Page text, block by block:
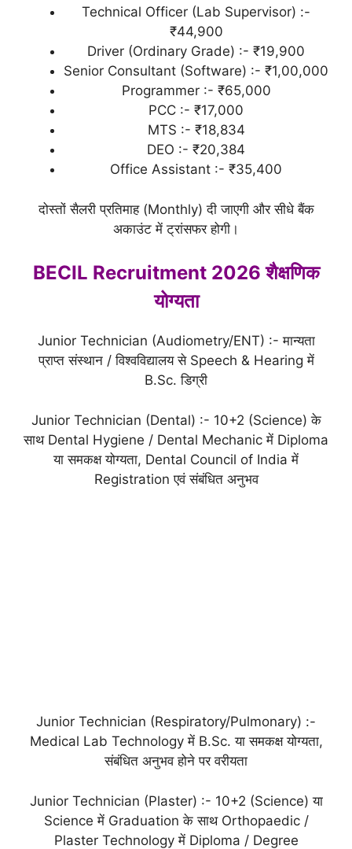
Technical Officer (Lab Supervisor) :-
₹44,900
Driver (Ordinary Grade) :- ₹19,900
Senior Consultant (Software) :- ₹1,00,000
Programmer :- ₹65,000
PCC :- ₹17,000
MTS :- ₹18,834
DEO :- ₹20,384
Office Assistant :- ₹35,400
दोस्तों सैलरी प्रतिमाह (Monthly) दी जाएगी और सीधे बैंक
अकाउंट में ट्रांसफर होगी।
BECIL Recruitment 2026 शैक्षणिक
योग्यता
Junior Technician (Audiometry/ENT) :- मान्यता
प्राप्त संस्थान / विश्वविद्यालय से Speech & Hearing में
B.Sc. डिग्री
Junior Technician (Dental) :- 10+2 (Science) के
साथ Dental Hygiene / Dental Mechanic में Diploma
या समकक्ष योग्यता, Dental Council of India में
Registration एवं संबंधित अनुभव
Junior Technician (Respiratory/Pulmonary) :-
Medical Lab Technology में B.Sc. या समकक्ष योग्यता,
संबंधित अनुभव होने पर वरीयता
Junior Technician (Plaster) :- 10+2 (Science) या
Science में Graduation के साथ Orthopaedic /
Plaster Technology में Diploma / Degree